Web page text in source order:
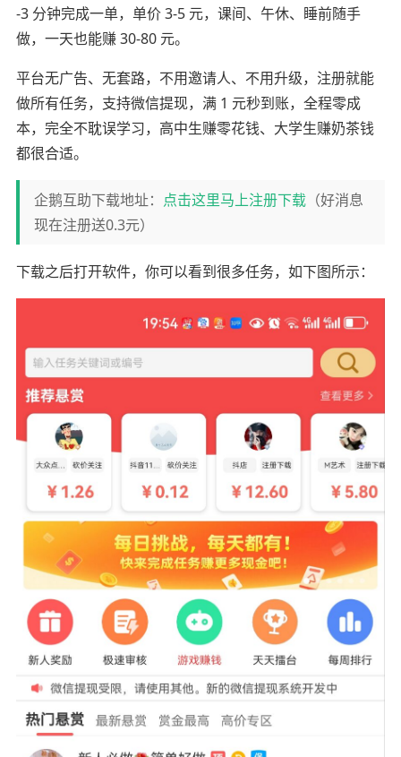
-3 分钟完成一单，单价 3-5 元，课间、午休、睡前随手
做，一天也能赚 30-80 元。
平台无广告、无套路，不用邀请人、不用升级，注册就能
做所有任务，支持微信提现，满 1 元秒到账，全程零成
本，完全不耽误学习，高中生赚零花钱、大学生赚奶茶钱
都很合适。
企鹅互助下载地址： 点击这里马上注册下载（好消息
现在注册送0.3元）
下载之后打开软件，你可以看到很多任务，如下图所示：